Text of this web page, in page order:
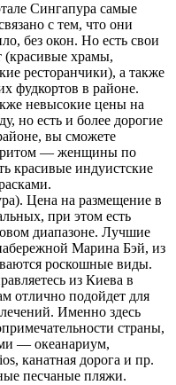
Сингапура самые
с тем, что они
без окон. Но есть свои
храмы,
ресторанчики), а также
фудкортов в районе.
невысокие цены на
но есть и более дорогие
вы сможете
— женщины по
красивые индуистские
Цена на размещение в
при этом есть
диапазоне. Лучшие
Марина Бэй, из
роскошные виды.
из Киева в
отлично подойдет для
Именно здесь
страны,
— океанариум,
канатная дорога и пр.
песчаные пляжи.